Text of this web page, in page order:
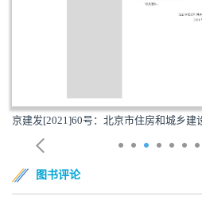
京建发[2021]60号：北京市住房和城乡建
图书评论